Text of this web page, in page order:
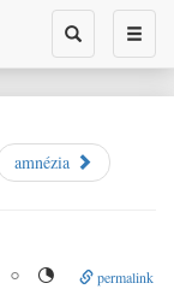
Toggle
search
amnézia
◦  permalink